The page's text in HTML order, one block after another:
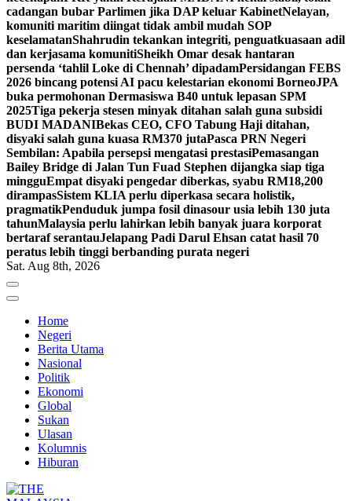
cadangan bubar Parlimen jika DAP keluar KabinetNelayan,
komuniti maritim diingat tidak ambil mudah SOP
keselamatanShahrudin tekankan integriti, penguatkuasaan adil
dan kerjasama komunitiSheikh Omar desak hantaran
persenda ‘tahlil Loke di Chennah’ dipadamPersidangan FEBS
2026 bincang potensi AI pacu kelestarian ekonomi BorneoJPA
buka permohonan Dermasiswa B40 untuk lepasan SPM
2025Tiga pekerja stesen minyak ditahan salah guna subsidi
BUDI MADANIBekas CEO, CFO Tabung Haji ditahan,
disyaki salah guna kuasa RM370 jutaPasca PRN Negeri
Sembilan: Apabila persepsi mengatasi prestasiPemasangan
Bailey Bridge di Jalan Tun Fuad Stephen dijangka siap tiga
mingguEmpat disyaki pengedar diberkas, syabu RM18,200
dirampasSistem KLIA perlu diperkasa secara holistik,
pragmatikPenduduk jumpa fosil dinasour usia lebih 130 juta
tahunMalaysia perlu lahirkan lebih banyak juara korporat
bertaraf serantauJelapang Padi Darul Ehsan catat hasil 70
peratus lebih tinggi berbanding purata negeri
Sat. Aug 8th, 2026
Home
Negeri
Berita Utama
Nasional
Politik
Ekonomi
Global
Sukan
Ulasan
Kolumnis
Hiburan